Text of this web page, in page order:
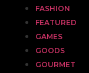
FASHION
FEATURED
GAMES
GOODS
GOURMET